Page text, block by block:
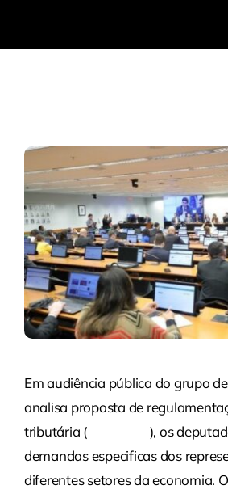
Em audiência pública do grupo
analisa proposta de
tributária (PLP 68/24 ), os
demandas especificas dos
diferentes setores da economia.